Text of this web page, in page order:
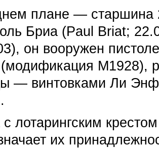
плане — старшина
Бриа (Paul Briat;
он вооружен
М1928),
— винтовками Ли
лотарингским
их